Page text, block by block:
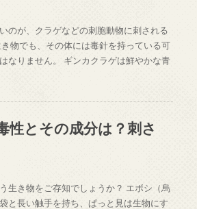
のが、クラゲなどの刺胞動物に刺される
物でも、その体には毒針を持っている可
なりません。 ギンカクラゲは鮮やかな青
性とその成分は？刺さ
生き物をご存知でしょうか？ エボシ（烏
と長い触手を持ち、ぱっと見は生物にす